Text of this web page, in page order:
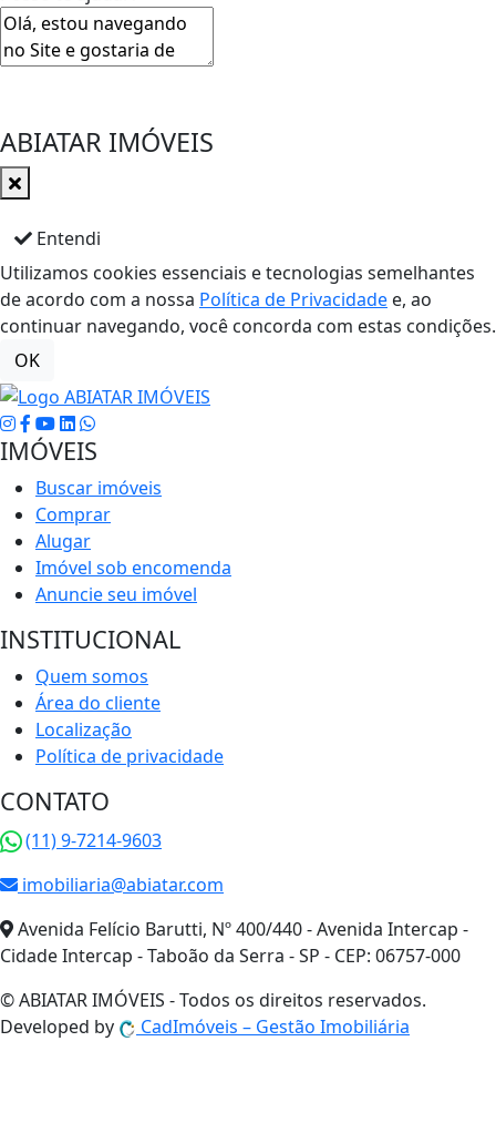
ABIATAR IMÓVEIS
Entendi
Utilizamos cookies essenciais e tecnologias semelhantes
de acordo com a nossa Política de Privacidade e, ao
continuar navegando, você concorda com estas condições.
OK
IMÓVEIS
Buscar imóveis
Comprar
Alugar
Imóvel sob encomenda
Anuncie seu imóvel
INSTITUCIONAL
Quem somos
Área do cliente
Localização
Política de privacidade
CONTATO
(11) 9-7214-9603
imobiliaria@abiatar.com
Avenida Felício Barutti, Nº 400/440 - Avenida Intercap -
Cidade Intercap - Taboão da Serra - SP - CEP: 06757-000
© ABIATAR IMÓVEIS - Todos os direitos reservados.
Developed by
CadImóveis – Gestão Imobiliária